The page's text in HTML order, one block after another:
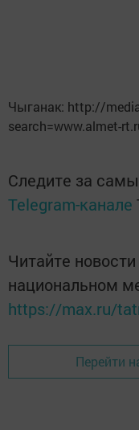
Чыганак: http://
search=www.almet-
Следите за
Telegram-канале
Читайте
национальном
https://max.ru/
Перейти